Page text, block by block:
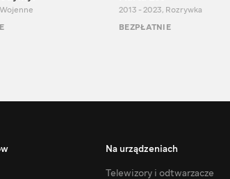
Wojenne
2013 - 2023, Rozrywka
BEZPŁATNIE
Na urządzeniach
Telewizory i odtwarzacze